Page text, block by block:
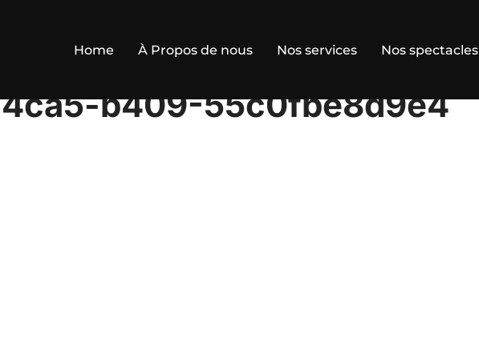
Home À Propos de nous Nos services Nos spectacles
b409-55c0fbe8d9e4